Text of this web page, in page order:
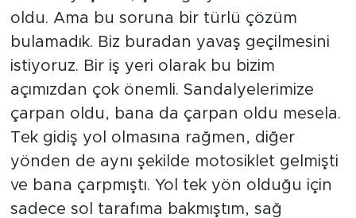
oldu. Ama bu soruna bir türlü çözüm
bulamadık. Biz buradan yavaş geçilmesini
istiyoruz. Bir iş yeri olarak bu bizim
açımızdan çok önemli. Sandalyelerimize
çarpan oldu, bana da çarpan oldu mesela.
Tek gidiş yol olmasına rağmen, diğer
yönden de aynı şekilde motosiklet gelmişti
ve bana çarpmıştı. Yol tek yön olduğu için
sadece sol tarafıma bakmıştım, sağ